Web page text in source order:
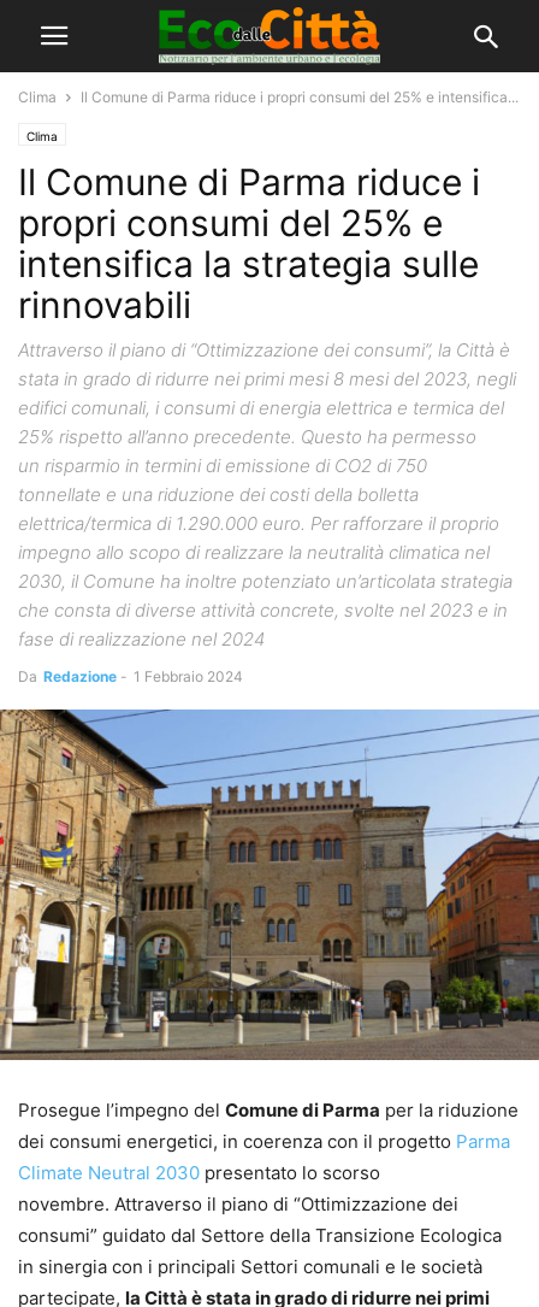
Clima Il Comune di Parma riduce i propri consumi del 25% e intensifica...
Clima
Il Comune di Parma riduce i
propri consumi del 25% e
intensifica la strategia sulle
rinnovabili
Attraverso il piano di “Ottimizzazione dei consumi”, la Città è
stata in grado di ridurre nei primi mesi 8 mesi del 2023, negli
edifici comunali, i consumi di energia elettrica e termica del
25% rispetto all’anno precedente. Questo ha permesso
un risparmio in termini di emissione di CO2 di 750
tonnellate e una riduzione dei costi della bolletta
elettrica/termica di 1.290.000 euro. Per rafforzare il proprio
impegno allo scopo di realizzare la neutralità climatica nel
2030, il Comune ha inoltre potenziato un’articolata strategia
che consta di diverse attività concrete, svolte nel 2023 e in
fase di realizzazione nel 2024
Da Redazione - 1 Febbraio 2024
Prosegue l’impegno del Comune di Parma per la riduzione
dei consumi energetici, in coerenza con il progetto Parma
Climate Neutral 2030 presentato lo scorso
novembre. Attraverso il piano di “Ottimizzazione dei
consumi” guidato dal Settore della Transizione Ecologica
in sinergia con i principali Settori comunali e le società
partecipate, la Città è stata in grado di ridurrenei primi